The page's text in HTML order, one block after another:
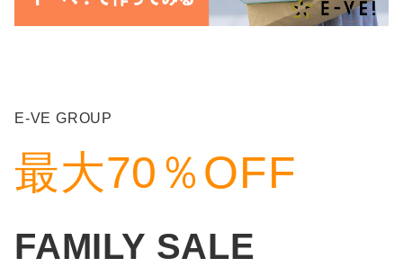
E-VE GROUP
最大70％OFF
FAMILY SALE